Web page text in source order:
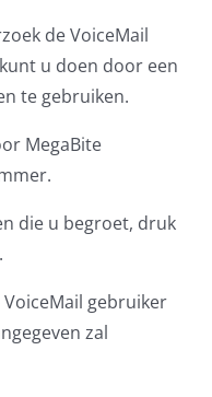
de VoiceMail
u doen door een
te gebruiken.
MegaBite
die u begroet, druk
gebruiker
zal